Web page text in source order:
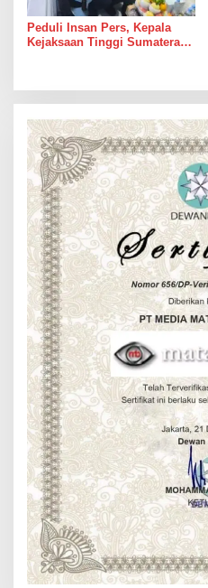
Peduli Insan Pers, Kepala
Kejaksaan Tinggi Sumatera